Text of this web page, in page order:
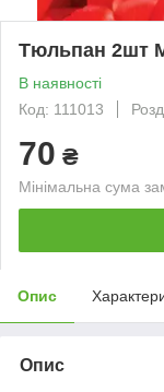
Тюльпан 2шт
В наявності
Код: 111013
70 ₴
Мінімальна сума
Опис
Опис